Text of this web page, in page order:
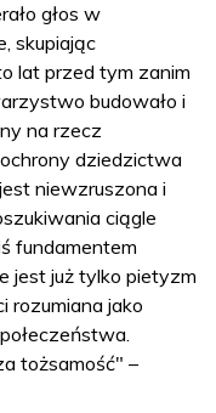
głos w
skupiając
lat przed tym zanim
budowało i
na rzecz
dziedzictwa
niewzruszona i
ciągle
fundamentem
jest już tylko pietyzm
rozumiana jako
tożsamość" –